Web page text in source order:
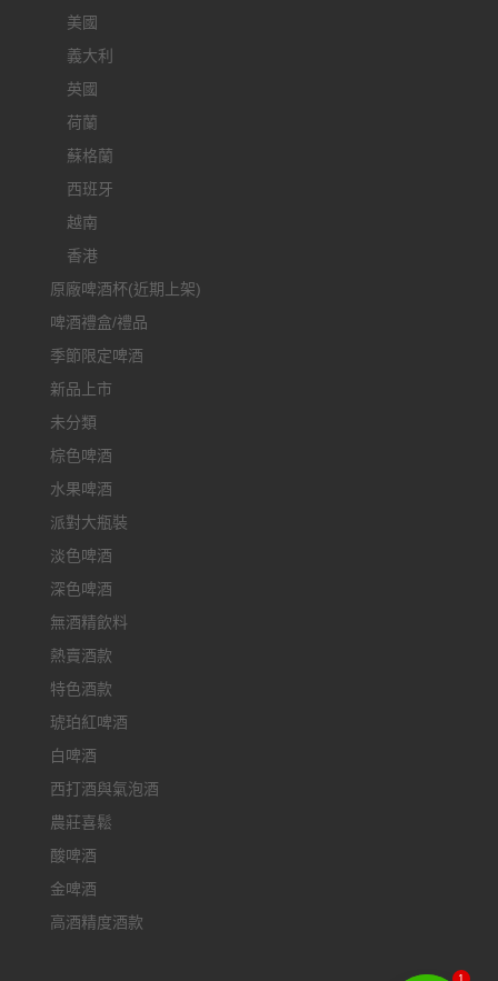
美國
義大利
英國
荷蘭
蘇格蘭
西班牙
越南
香港
原廠啤酒杯(近期上架)
啤酒禮盒/禮品
季節限定啤酒
新品上市
未分類
棕色啤酒
水果啤酒
派對大瓶裝
淡色啤酒
深色啤酒
無酒精飲料
熱賣酒款
特色酒款
琥珀紅啤酒
白啤酒
西打酒與氣泡酒
農莊喜鬆
酸啤酒
金啤酒
高酒精度酒款
1